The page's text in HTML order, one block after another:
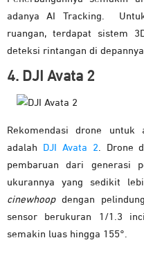
adanya AI Tracking.
ruangan, terdapat sistem
deteksi rintangan di
4. DJI Avata 2
Rekomendasi drone
adalah
DJI Avata 2. Drone
pembaruan dari generasi
ukurannya yang sedikit
cinewhoopdengan
sensor berukuran 1/1.3
semakin luas hingga 155°.